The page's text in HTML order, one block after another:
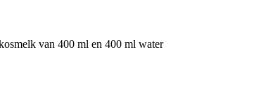
van 400 ml en 400 ml water